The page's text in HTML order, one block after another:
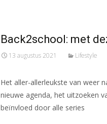
Back2school: met
13 augustus 2021 Lifestyle
Het aller-allerleukste van weer
nieuwe agenda, het uitzoeken
beïnvloed door alle series